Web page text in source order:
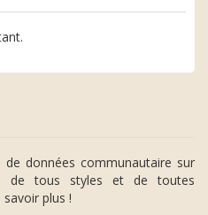
données communautaire sur
de tous styles et de toutes
plus !